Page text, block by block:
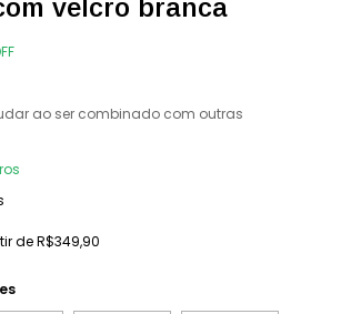
velcro branca
ao ser combinado com outras
deR$349,90